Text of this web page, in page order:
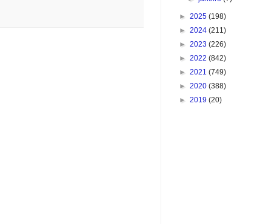
► 2025 (198)
► 2024 (211)
► 2023 (226)
► 2022 (842)
► 2021 (749)
► 2020 (388)
► 2019 (20)